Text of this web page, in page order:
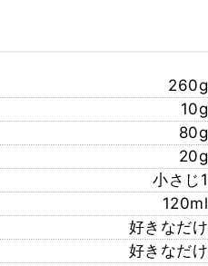
260g
10g
80g
20g
小さじ1
120ml
好きなだけ
好きなだけ